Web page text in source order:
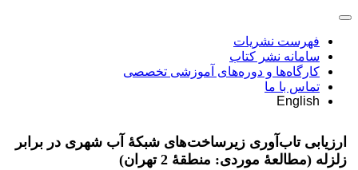
فهرست نشریات
سامانه نشر کتاب
کارگاه‌ها و دوره‌های آموزشی تخصصی
تماس با ما
English
ارزیابی تاب‌آوری زیرساخت‌های شبکۀ آب شهری در برابر
زلزله (مطالعۀ موردی: منطقۀ 2 تهران)